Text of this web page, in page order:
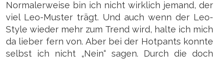
Normalerweise bin ich nicht wirklich jemand, der
viel Leo-Muster trägt. Und auch wenn der Leo-
Style wieder mehr zum Trend wird, halte ich mich
da lieber fern von. Aber bei der Hotpants konnte
selbst ich nicht „Nein“ sagen. Durch die doch